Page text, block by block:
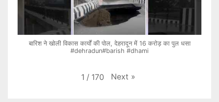
बारिश ने खोली विकास कार्यों की पोल, देहरादून में 16 करोड़ का पुल धसा
#dehradun#barish #dhami
1 / 170 Next »